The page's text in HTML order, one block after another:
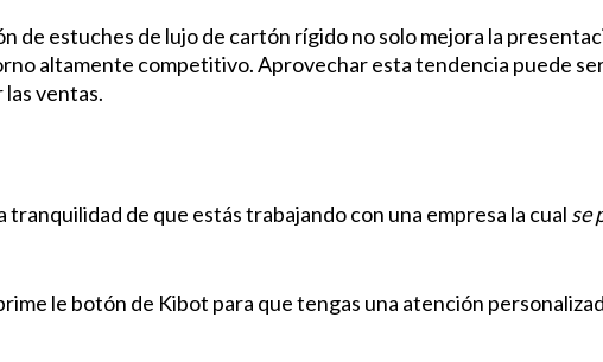
de estuches de lujo de cartón rígido no solo mejora la
altamente competitivo. Aprovechar esta tendencia puede
ventas.
tranquilidad de que estás trabajando con una empresa la cual se
le botón de Kibot para que tengas una atención